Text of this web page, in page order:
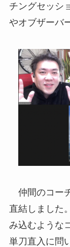
チングセッシ
やオブザーバ
仲間のコー
直結しました
み込むような
単刀直入に問